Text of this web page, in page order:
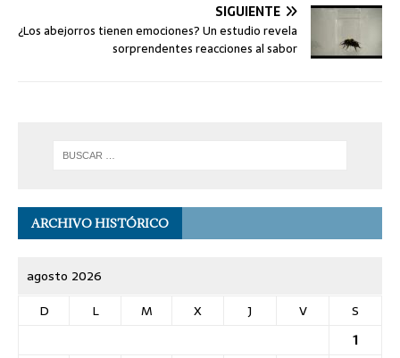
SIGUIENTE
¿Los abejorros tienen emociones? Un estudio revela
sorprendentes reacciones al sabor
ARCHIVO HISTÓRICO
agosto 2026
D
L M X J V
S
1